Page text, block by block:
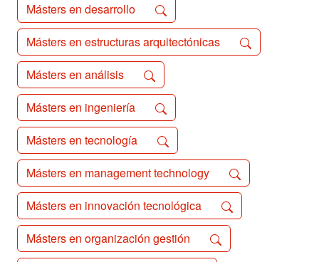
Másters en desarrollo
Másters en estructuras arquitectónicas
Másters en análisis
Másters en ingeniería
Másters en tecnología
Másters en management technology
Másters en innovación tecnológica
Másters en organización gestión